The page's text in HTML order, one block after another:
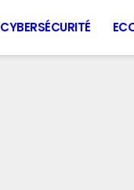
CYBERSÉCURITÉ